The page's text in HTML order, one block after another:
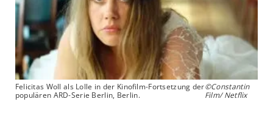
Felicitas Woll als Lolle in der Kinofilm-Fortsetzung der
populären ARD-Serie Berlin, Berlin.
©Constantin
Film/ Netflix